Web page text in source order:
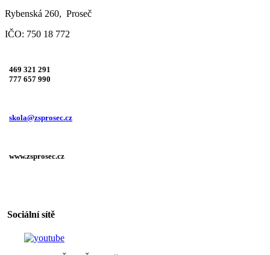
Rybenská 260, Proseč
IČO: 750 18 772
469 321 291
777 657 990
skola@zsprosec.cz
www.zsprosec.cz
Sociální sítě